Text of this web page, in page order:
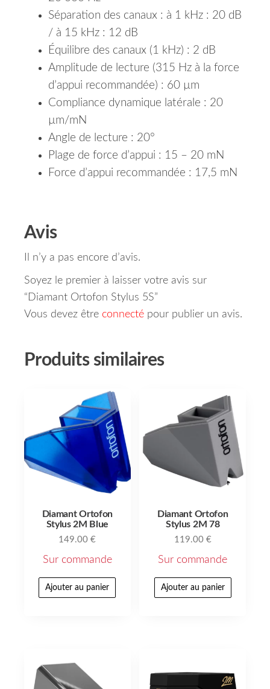
Séparation des canaux : à 1 kHz : 20 dB
/ à 15 kHz : 12 dB
Équilibre des canaux (1 kHz) : 2 dB
Amplitude de lecture (315 Hz à la force
d’appui recommandée) : 60 µm
Compliance dynamique latérale : 20
µm/mN
Angle de lecture : 20°
Plage de force d’appui : 15 – 20 mN
Force d’appui recommandée : 17,5 mN
Avis
Il n’y a pas encore d’avis.
Soyez le premier à laisser votre avis sur
“Diamant Ortofon Stylus 5S”
Vous devez être connecté pour publier un avis.
Produits similaires
Diamant Ortofon
Stylus 2M Blue
149.00€
Sur commande
Ajouter au panier
Diamant Ortofon
Stylus 2M 78
119.00 €
Sur commande
Ajouter au panier